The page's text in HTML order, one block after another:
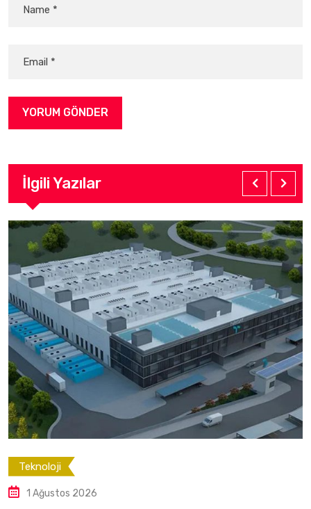
İlgili Yazılar
Teknoloji
1 Ağustos 2026